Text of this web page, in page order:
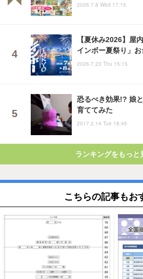
2026.7.8 Wed 17:15
【夏休み2026】屋
インボー夏祭り」
2026.7.23 Thu 15:15
恐るべき効果!? 娘
育ててみた
2017.2.14 Tue 18:45
ランキングをもっと
こちらの記事もお